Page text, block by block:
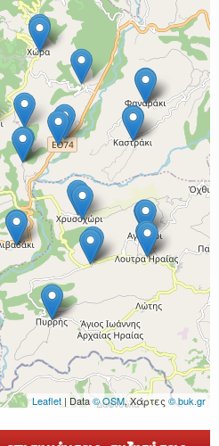
Leaflet | Data© OSM, Χάρτες © buk.gr